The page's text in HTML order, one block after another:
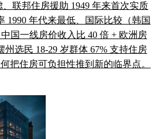
联邦住房援助 1949 年来首次实质
1990 年代来最低、国际比较（韩国
国一线房价收入比 40 倍 + 欧洲房
选民 18-29 岁群体 67% 支持住房
把住房可负担性推到新的临界点。